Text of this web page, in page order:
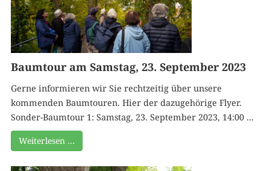
Baumtour am Samstag, 23. September 2023
Gerne informieren wir Sie rechtzeitig über unsere
kommenden Baumtouren. Hier der dazugehörige Flyer.
Sonder-Baumtour 1: Samstag, 23. September 2023, 14:00 ...
Weiterlesen …